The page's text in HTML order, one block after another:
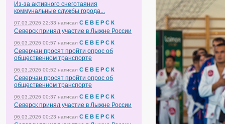
Из-за активного снеготаяния
коммунальные службы города...
07.03.2026 22:33 написал С Е В Е Р С К
Северск принял участие в Лыжне России
06.03.2026 00:57 написал С Е В Е Р С К
Северчан просят пройти опрос об
общественном транспорте
06.03.2026 00:52 написал С Е В Е Р С К
Северчан просят пройти опрос об
общественном транспорте
06.03.2026 00:37 написал С Е В Е Р С К
Северск принял участие в Лыжне России
06.03.2026 00:23 написал С Е В Е Р С К